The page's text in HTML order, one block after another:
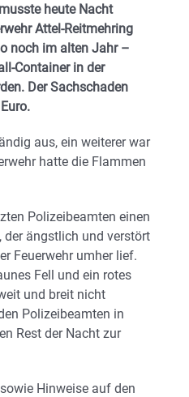
heute Nacht
Attel-Reitmehring
noch im alten Jahr –
Container in der
Der Sachschaden
aus, ein weiterer war
hatte die Flammen
Polizeibeamten einen
der ängstlich und verstört
Feuerwehr umher lief.
Fell und ein rotes
und breit nicht
Polizeibeamten in
Rest der Nacht zur
Hinweise auf den